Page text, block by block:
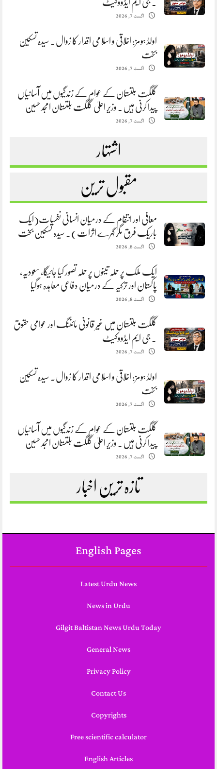
. جی ایم ایڈووکیٹ
اگست 7, 2026
اولڈ ہومز: اخلاقی و اسلامی اقدار کا زوال. سیدہ تسکین
بخت
اگست 7, 2026
گلگت بلتستان کے عوام کے زندگیوں میں آسانیاں
پیدا کرنی ہیں. وزیر اعلیٰ گلگت بلتستان امجد حسین
اگست 7, 2026
اشتہار
مقبول ترین
معافی اور انتقام کے درمیان انسانی نفسیات(ایک
باریک فرق مگر گہرے اثرات). سیدہ تسکین بخت
اگست 8, 2026
ایک ملک پر حملہ تینوں پر حملہ تصور کیا جائیگا، سعودیہ،
پاکستان اور ترکیہ کے درمیان دفاعی معاہدہ ہوگیا
اگست 8, 2026
گلگت بلتستان میں غیر قانونی مائننگ اور عوامی حقوق
. جی ایم ایڈووکیٹ
اگست 7, 2026
اولڈ ہومز: اخلاقی و اسلامی اقدار کا زوال. سیدہ تسکین
بخت
اگست 7, 2026
گلگت بلتستان کے عوام کے زندگیوں میں آسانیاں
پیدا کرنی ہیں. وزیر اعلیٰ گلگت بلتستان امجد حسین
اگست 7, 2026
تازہ ترین اخبار
English Pages
Latest Urdu News
News in Urdu
Gilgit Baltistan News Urdu Today
General News
Privacy Policy
Contact Us
Copyrights
Free scientific calculator
English Articles